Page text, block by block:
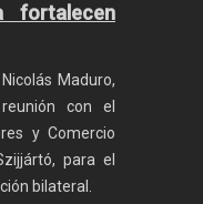
fortalecen
Maduro,
con el
y Comercio
para el
bilateral.